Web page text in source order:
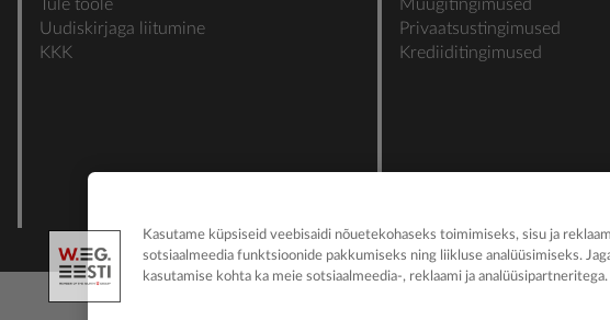
Tule tööle
Uudiskirjaga liitumine
KKK
Müügitingimused
Privaatsustingimused
Krediiditingimused
Kasutame küpsiseid veebisaidi nõuetekohaseks toimimiseks, sisu ja
sotsiaalmeedia funktsioonide pakkumiseks ning liikluse analüüsimiseks.
kasutamise kohta ka meie sotsiaalmeedia-, reklaami ja analüüsipartneritega.